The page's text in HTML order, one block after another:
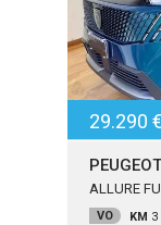
29.290
ALLURE
VO KM 3